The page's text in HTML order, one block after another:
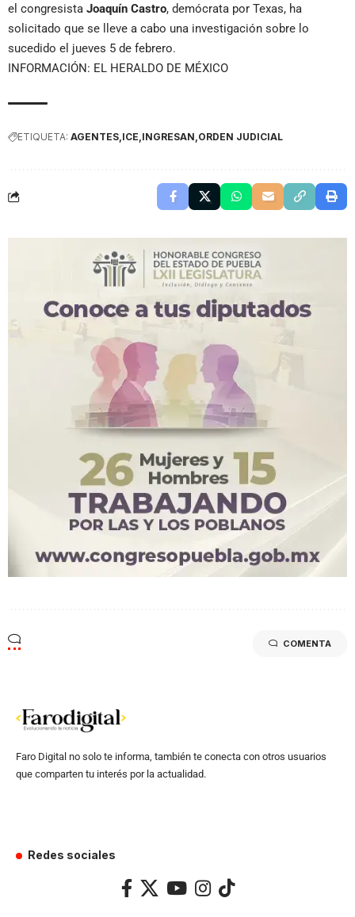
el congresista Joaquín Castro, demócrata por Texas, ha
solicitado que se lleve a cabo una investigación sobre lo
sucedido el jueves 5 de febrero.
INFORMACIÓN: EL HERALDO DE MÉXICO
ETIQUETA: AGENTES ICE INGRESAN ORDEN JUDICIAL
COMENTA
Faro Digital no solo te informa, también te conecta con otros usuarios
que comparten tu interés por la actualidad.
Redes sociales